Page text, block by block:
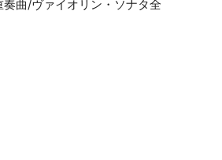
曲/ヴァイオリン・ソナタ全